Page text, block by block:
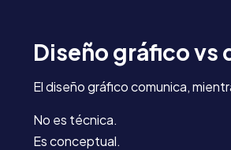
Diseño gráfico vs
El diseño gráfico comunica,
No es técnica.
Es conceptual.